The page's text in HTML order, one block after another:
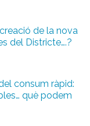
de la nova
del Districte….?
consum ràpid:
què podem